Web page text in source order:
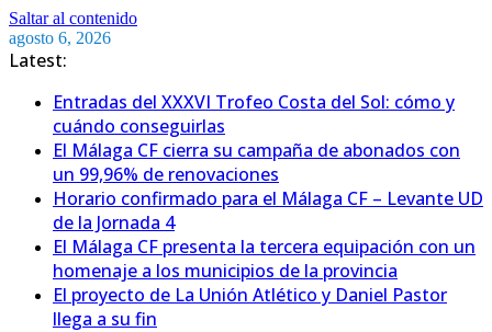
Saltar al contenido
agosto 6, 2026
Latest:
Entradas del XXXVI Trofeo Costa del Sol: cómo y
cuándo conseguirlas
El Málaga CF cierra su campaña de abonados con
un 99,96% de renovaciones
Horario confirmado para el Málaga CF – Levante UD
de la Jornada 4
El Málaga CF presenta la tercera equipación con un
homenaje a los municipios de la provincia
El proyecto de La Unión Atlético y Daniel Pastor
llega a su fin